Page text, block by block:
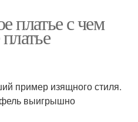
платье с чем
пример изящного стиля.
выигрышно